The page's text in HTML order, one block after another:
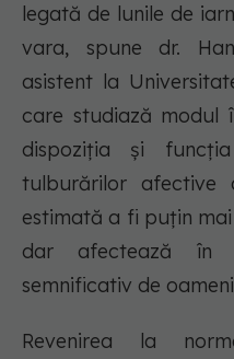
legată de lunile de
vara, spune dr.
asistent la
care studiază modul
dispoziția și funcția
tulburărilor afective
estimată a fi puțin
dar afectează în
semnificativ de
Revenirea la